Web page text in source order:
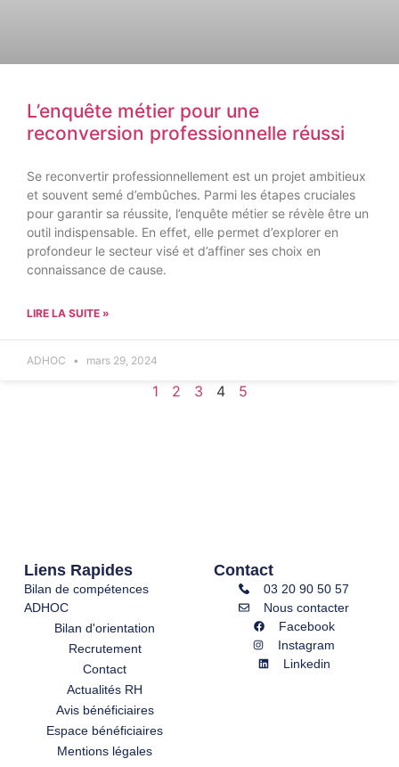
L’enquête métier pour une
reconversion professionnelle réussi
Se reconvertir professionnellement est un projet ambitieux
et souvent semé d’embûches. Parmi les étapes cruciales
pour garantir sa réussite, l’enquête métier se révèle être un
outil indispensable. En effet, elle permet d’explorer en
profondeur le secteur visé et d’affiner ses choix en
connaissance de cause.
LIRE LA SUITE »
ADHOC mars 29, 2024
1 2 3 4 5
Liens Rapides
Bilan de compétences
ADHOC
Bilan d'orientation
Recrutement
Contact
Actualités RH
Avis bénéficiaires
Espace bénéficiaires
Mentions légales
Contact
03 20 90 50 57
Nous contacter
Facebook
Instagram
Linkedin